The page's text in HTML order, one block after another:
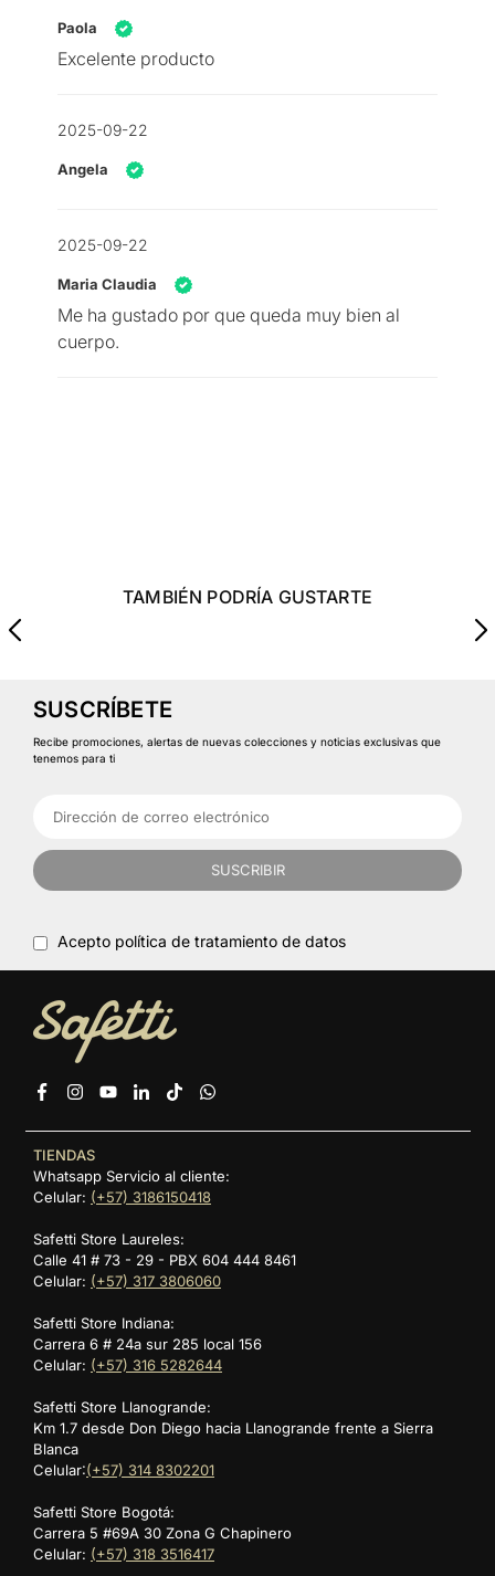
Paola
Excelente producto
2025-09-22
Angela
2025-09-22
Maria Claudia
Me ha gustado por que queda muy bien al
cuerpo.
TAMBIÉN PODRÍA GUSTARTE
SUSCRÍBETE
Recibe promociones, alertas de nuevas colecciones y noticias exclusivas que
tenemos para ti
SUSCRIBIR
Acepto política de tratamiento de datos
FacebookInstagram
YouTubeLinkedin
TikTok
TIENDAS
Whatsapp Servicio al cliente:
Celular: (+57) 3186150418
Safetti Store Laureles:
Calle 41 # 73 - 29 - PBX 604 444 8461
Celular: (+57) 317 3806060
Safetti Store Indiana:
Carrera 6 # 24a sur 285 local 156
Celular: (+57) 316 5282644
Safetti Store Llanogrande:
Km 1.7 desde Don Diego hacia Llanogrande frente a Sierra
Blanca
Celular:(+57) 314 8302201
Safetti Store Bogotá:
Carrera 5 #69A 30 Zona G Chapinero
Celular: (+57) 318 3516417